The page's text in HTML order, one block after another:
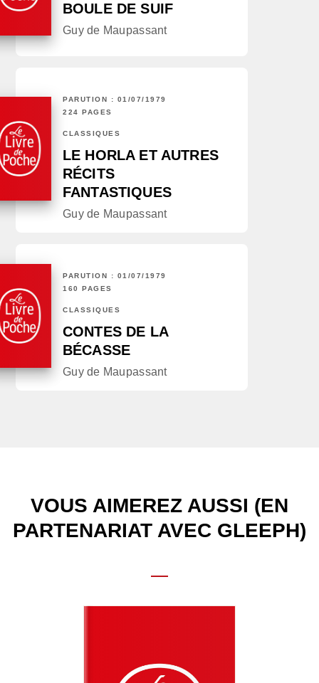
BOULE DE SUIF
Guy de Maupassant
PARUTION : 01/07/1979
224 PAGES
CLASSIQUES
LE HORLA ET AUTRES
RÉCITS
FANTASTIQUES
Guy de Maupassant
PARUTION : 01/07/1979
160 PAGES
CLASSIQUES
CONTES DE LA
BÉCASSE
Guy de Maupassant
VOUS AIMEREZ AUSSI (EN
PARTENARIAT AVEC GLEEPH)